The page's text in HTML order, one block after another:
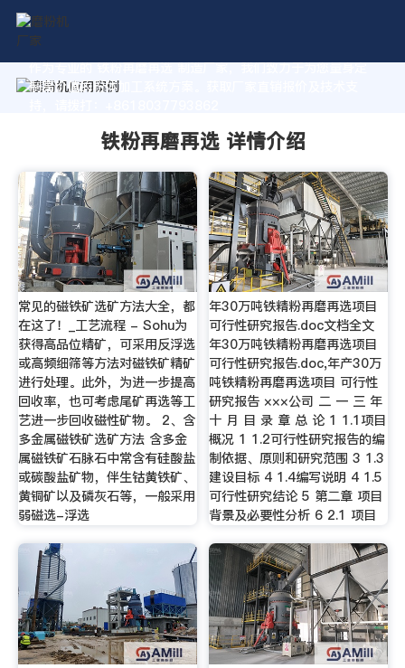
作为专业的 铁粉再磨再选 制造厂家，我们致力于为您量身定
制高价值的粉体加工系统方案。获取厂家直销报价及技术支
铁粉再磨再选 详情介绍
常见的磁铁矿选矿方法大全，都
在这了！_工艺流程 - Sohu为
获得高品位精矿，可采用反浮选
或高频细筛等方法对磁铁矿精矿
进行处理。此外，为进一步提高
回收率，也可考虑尾矿再选等工
艺进一步回收磁性矿物。 2、含
多金属磁铁矿选矿方法 含多金
属磁铁矿石脉石中常含有硅酸盐
或碳酸盐矿物，伴生钴黄铁矿、
黄铜矿以及磷灰石等，一般采用
弱磁选-浮选
年30万吨铁精粉再磨再选项目
可行性研究报告.doc文档全文
年30万吨铁精粉再磨再选项目
可行性研究报告.doc,年产30万
吨铁精粉再磨再选项目 可行性
研究报告 ×××公司 二 一 三 年
十 月 目 录 章 总 论 1 1.1项目
概况 1 1.2可行性研究报告的编
制依据、原则和研究范围 3 1.3
建设目标 4 1.4编写说明 4 1.5
可行性研究结论 5 第二章 项目
背景及必要性分析 6 2.1 项目